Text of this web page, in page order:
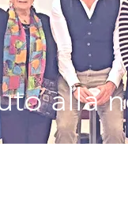
alla